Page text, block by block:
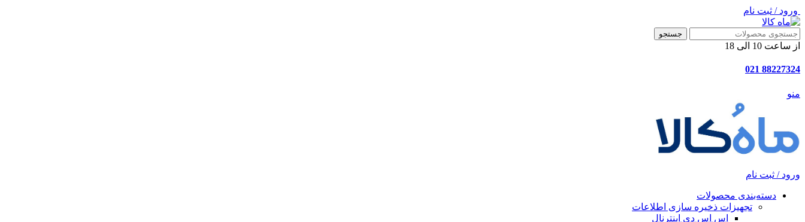
ورود / ثبت نام
جستجو
از ساعت 10 الی 18
88227324 021
منو
ورود / ثبت نام
دسته‌بندی محصولات
تجهیزات ذخیره سازی اطلاعات
اس اس دی اینترنال